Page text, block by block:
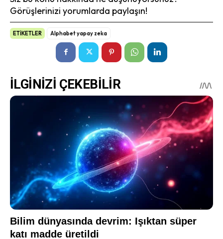
Görüşlerinizi yorumlarda paylaşın!
ETİKETLER Alphabet yapay zeka